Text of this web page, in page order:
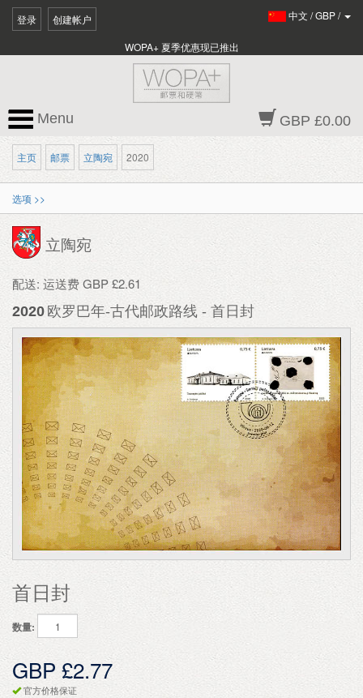
登录 创建帐户 中文 /GBP/
WOPA+ 夏季优惠现已推出
GBP £0.00
Menu
主页 邮票 立陶宛 2020
选项 >>
立陶宛
配送: 运送费 GBP £2.61
2020 欧罗巴年-古代邮政路线 - 首日封
首日封
数量:
GBP £2.77
官方价格保证